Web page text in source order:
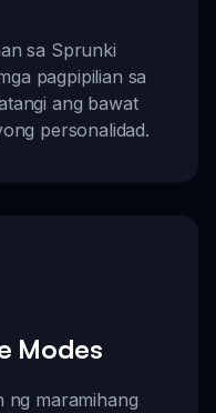
sa Sprunki
pagpipilian sa
ang bawat
personalidad.
Modes
ng maramihang